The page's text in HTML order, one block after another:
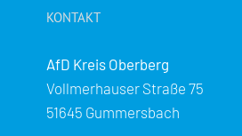
KONTAKT
AfD Kreis Oberberg
Vollmerhauser Straße 75
51645 Gummersbach